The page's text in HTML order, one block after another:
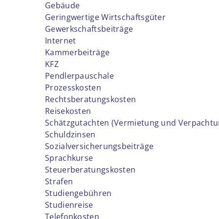
Gebäude
Geringwertige Wirtschaftsgüter
Gewerkschaftsbeiträge
Internet
Kammerbeiträge
KFZ
Pendlerpauschale
Prozesskosten
Rechtsberatungskosten
Reisekosten
Schätzgutachten (Vermietung und
Schuldzinsen
Sozialversicherungsbeiträge
Sprachkurse
Steuerberatungskosten
Strafen
Studiengebühren
Studienreise
Telefonkosten